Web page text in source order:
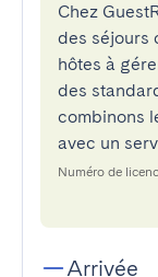
Chez
des séjours
hôtes à
des
combinons
avec un
Numéro de
Arrivée